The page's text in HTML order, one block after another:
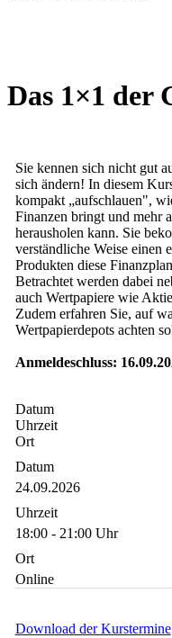
Das 1×1 der
Sie kennen sich nicht gut
sich ändern! In diesem
kompakt „aufschlauen",
Finanzen bringt und mehr
herausholen kann. Sie
verständliche Weise einen
Produkten diese
Betrachtet werden dabei
auch Wertpapiere wie
Zudem erfahren Sie, auf
Wertpapierdepots achten
Anmeldeschluss:
Datum
Uhrzeit
Ort
Datum
24.09.2026
Uhrzeit
18:00 - 21:00 Uhr
Ort
Online
Download der Kurstermine